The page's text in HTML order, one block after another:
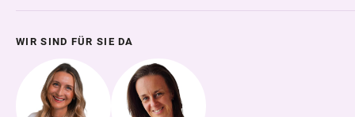
WIR SIND FÜR SIE DA